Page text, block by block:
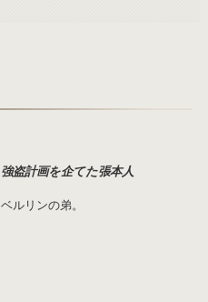
強盗計画を企てた張本人
ベルリンの弟。